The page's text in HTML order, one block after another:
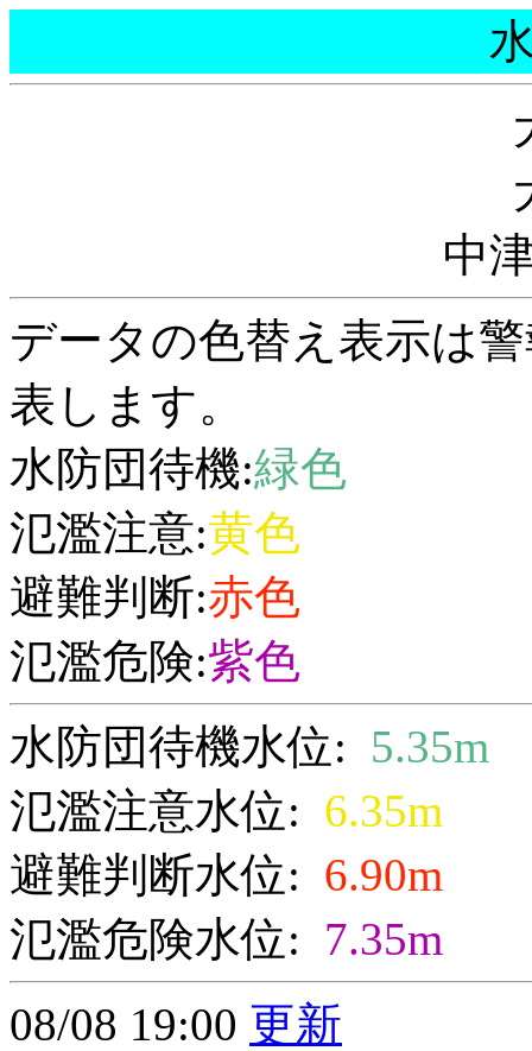
中
データの色替え表示は
表します。
水防団待機:緑色
氾濫注意:黄色
避難判断:赤色
氾濫危険:紫色
水防団待機水位: 5.35m
氾濫注意水位: 6.35m
避難判断水位: 6.90m
氾濫危険水位: 7.35m
08/08 19:00 更新